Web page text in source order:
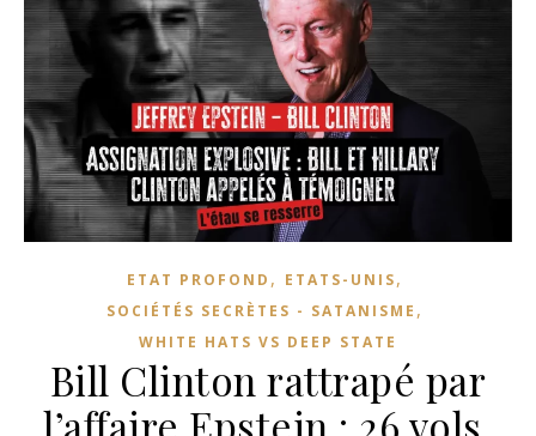
ETAT PROFOND , ETATS-UNIS,
SOCIÉTÉS SECRÈTES - SATANISME ,
WHITE HATS VS DEEP STATE
Bill Clinton rattrapé par
l’affaire Epstein : 26 vols,